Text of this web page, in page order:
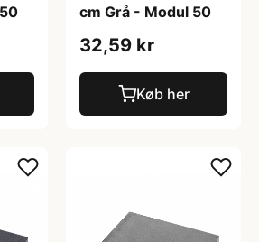
cm Grå - Modul 50
32,59 kr
Køb her